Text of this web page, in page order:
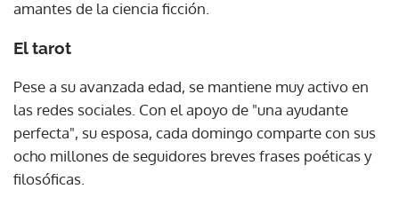
amantes de la ciencia ficción.
El tarot
Pese a su avanzada edad, se mantiene muy activo en
las redes sociales. Con el apoyo de "una ayudante
perfecta", su esposa, cada domingo comparte con sus
ocho millones de seguidores breves frases poéticas y
filosóficas.